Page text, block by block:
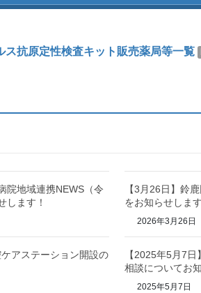
ス抗原定性検査キット販売薬局等一覧
院地域連携NEWS（令
します！
【3月26日】鈴
をお知らせします
2026年3月26日
アステーション開設の
【2025年5月7
相談についてお
2025年5月7日